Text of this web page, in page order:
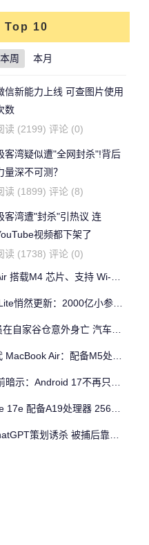
Top 10
本周 本月
信新能力上线 可查图片使用
数
读 (2199) 评论 (0)
客湾疑似遭"全网封杀"!背后
量深不可测？
读 (1899) 评论 (8)
客湾遭"封杀"引热议 连
视频都下架了
读 (1738) 评论 (0)
M4 芯片、支持 Wi‑Fi 7 售价不变
新：2000亿小参数性能逼近美国顶流
谷仓意外身亡 汽车搭电时突然自燃
：配备M5处理器 性能、存储与 AI 全面升级
：Android 17不再只是操作系统
A19处理器 256GB容量起步 刘海屏依旧
诱杀 被捕后靠清纯颜值粉丝暴涨50倍